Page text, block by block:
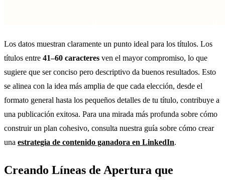
Los datos muestran claramente un punto ideal para los títulos. Los
títulos entre 41–60 caracteres ven el mayor compromiso, lo que
sugiere que ser conciso pero descriptivo da buenos resultados. Esto
se alinea con la idea más amplia de que cada elección, desde el
formato general hasta los pequeños detalles de tu título, contribuye a
una publicación exitosa. Para una mirada más profunda sobre cómo
construir un plan cohesivo, consulta nuestra guía sobre cómo crear
una estrategia de contenido ganadora en LinkedIn.
Creando Líneas de Apertura que